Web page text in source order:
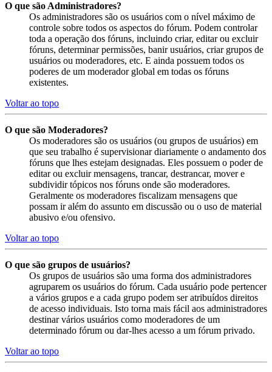
O que são Administradores?
Os administradores são os usuários com o nível máximo de
controle sobre todos os aspectos do fórum. Podem controlar
toda a operação dos fóruns, incluindo criar, editar ou excluir
fóruns, determinar permissões, banir usuários, criar grupos de
usuários ou moderadores, etc. E ainda possuem todos os
poderes de um moderador global em todas os fóruns
existentes.
Voltar ao topo
O que são Moderadores?
Os moderadores são os usuários (ou grupos de usuários) em
que seu trabalho é supervisionar diariamente o andamento dos
fóruns que lhes estejam designadas. Eles possuem o poder de
editar ou excluir mensagens, trancar, destrancar, mover e
subdividir tópicos nos fóruns onde são moderadores.
Geralmente os moderadores fiscalizam mensagens que
possam ir além do assunto em discussão ou o uso de material
abusivo e/ou ofensivo.
Voltar ao topo
O que são grupos de usuários?
Os grupos de usuários são uma forma dos administradores
agruparem os usuários do fórum. Cada usuário pode pertencer
a vários grupos e a cada grupo podem ser atribuídos direitos
de acesso individuais. Isto torna mais fácil aos administradores
destinar vários usuários como moderadores de um
determinado fórum ou dar-lhes acesso a um fórum privado.
Voltar ao topo